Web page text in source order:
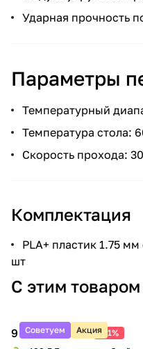
Ударная прочность
Параметры
Температурный
Температура стола:
Скорость прохода:
Комплектация
PLA+ пластик 1.75
шт
С этим
Советуем Акция
9 990 ₽20 388 ₽ -51%